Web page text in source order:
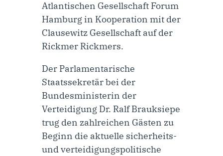
Atlantischen Gesellschaft Forum
Hamburg in Kooperation mit der
Clausewitz Gesellschaft auf der
Rickmer Rickmers.
Der Parlamentarische
Staatssekretär bei der
Bundesministerin der
Verteidigung Dr. Ralf Brauksiepe
trug den zahlreichen Gästen zu
Beginn die aktuelle sicherheits-
und verteidigungspolitische